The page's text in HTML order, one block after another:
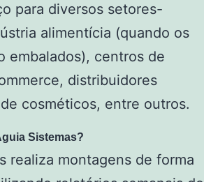
para diversos setores-
alimentícia (quando os
embalados), centros de
distribuidores
cosméticos, entre outros.
Sistemas?
realiza montagens de forma